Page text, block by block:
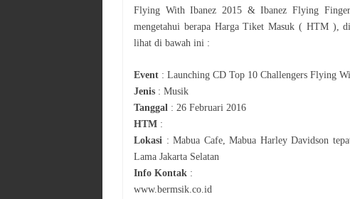
Flying With Ibanez 2015 & Ibanez Flying
mengetahui berapa Harga Tiket Masuk ( HTM ),
lihat di bawah ini :
Event : Launching CD Top 10 Challengers Flying
Jenis : Musik
Tanggal : 26 Februari 2016
HTM :
Lokasi :Mabua Cafe, Mabua Harley Davidson
Lama Jakarta Selatan
Info Kontak :
www.bermsik.co.id